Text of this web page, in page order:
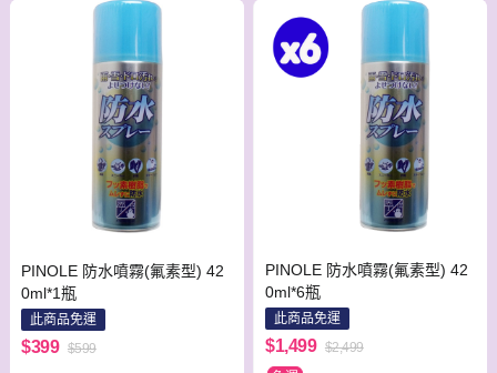
PINOLE 防水噴霧(氟素型) 42
0ml*1瓶
此商品免運
$399 $599
PINOLE 防水噴霧(氟素型) 42
0ml*6瓶
此商品免運
$1,499 $2,499